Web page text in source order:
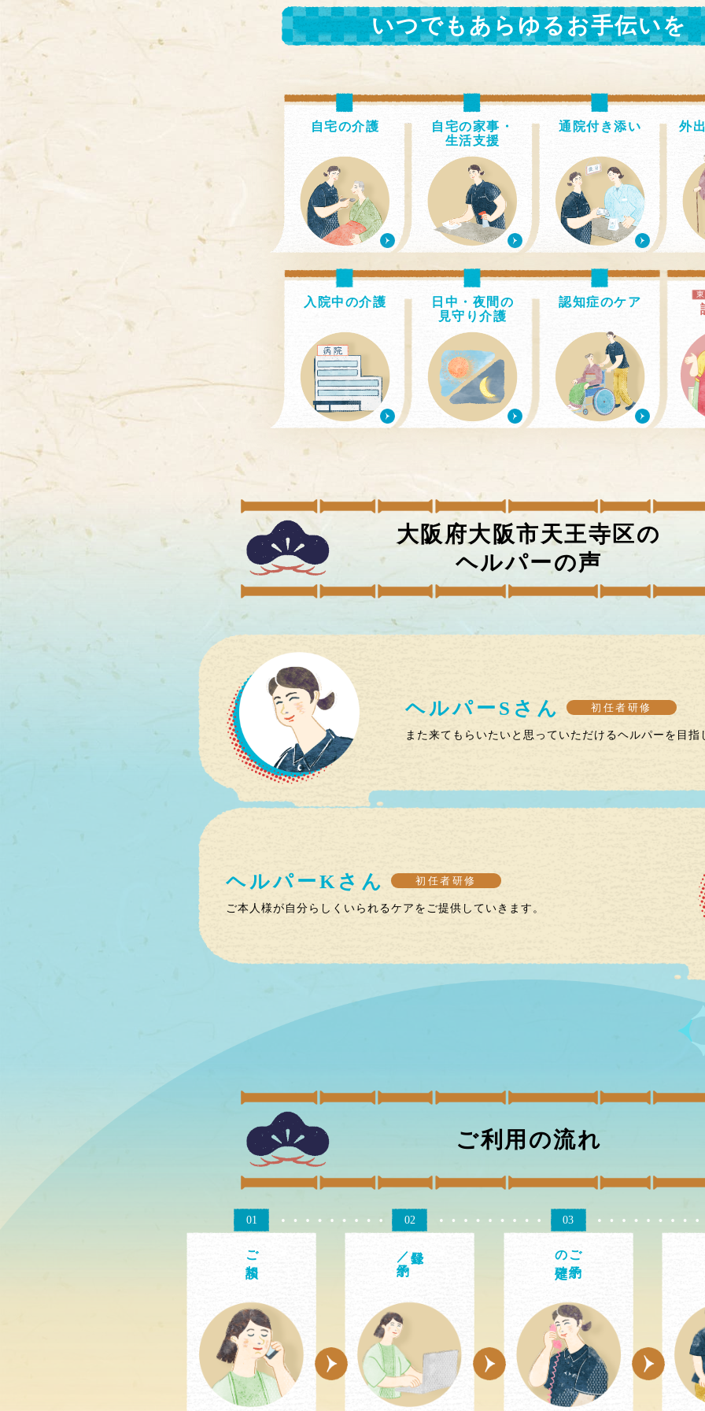
いつでもあらゆるお手伝いを
自宅の介護
自宅の家事・
生活支援
通院付き添い 外
入院中の介護
日中・夜間の
見守り介護
認知症のケア
大阪府大阪市天王寺区の
ヘルパーの声
ヘルパー S さん 初任者研修
また来てもらいたいと思っていただけるヘルパーを目指
ヘルパーK さん 初任者研修
ご本人様が自分らしくいられるケアをご提供していきます。
ご利用の流れ
01
ご相談
02 03
ご予約
の確定